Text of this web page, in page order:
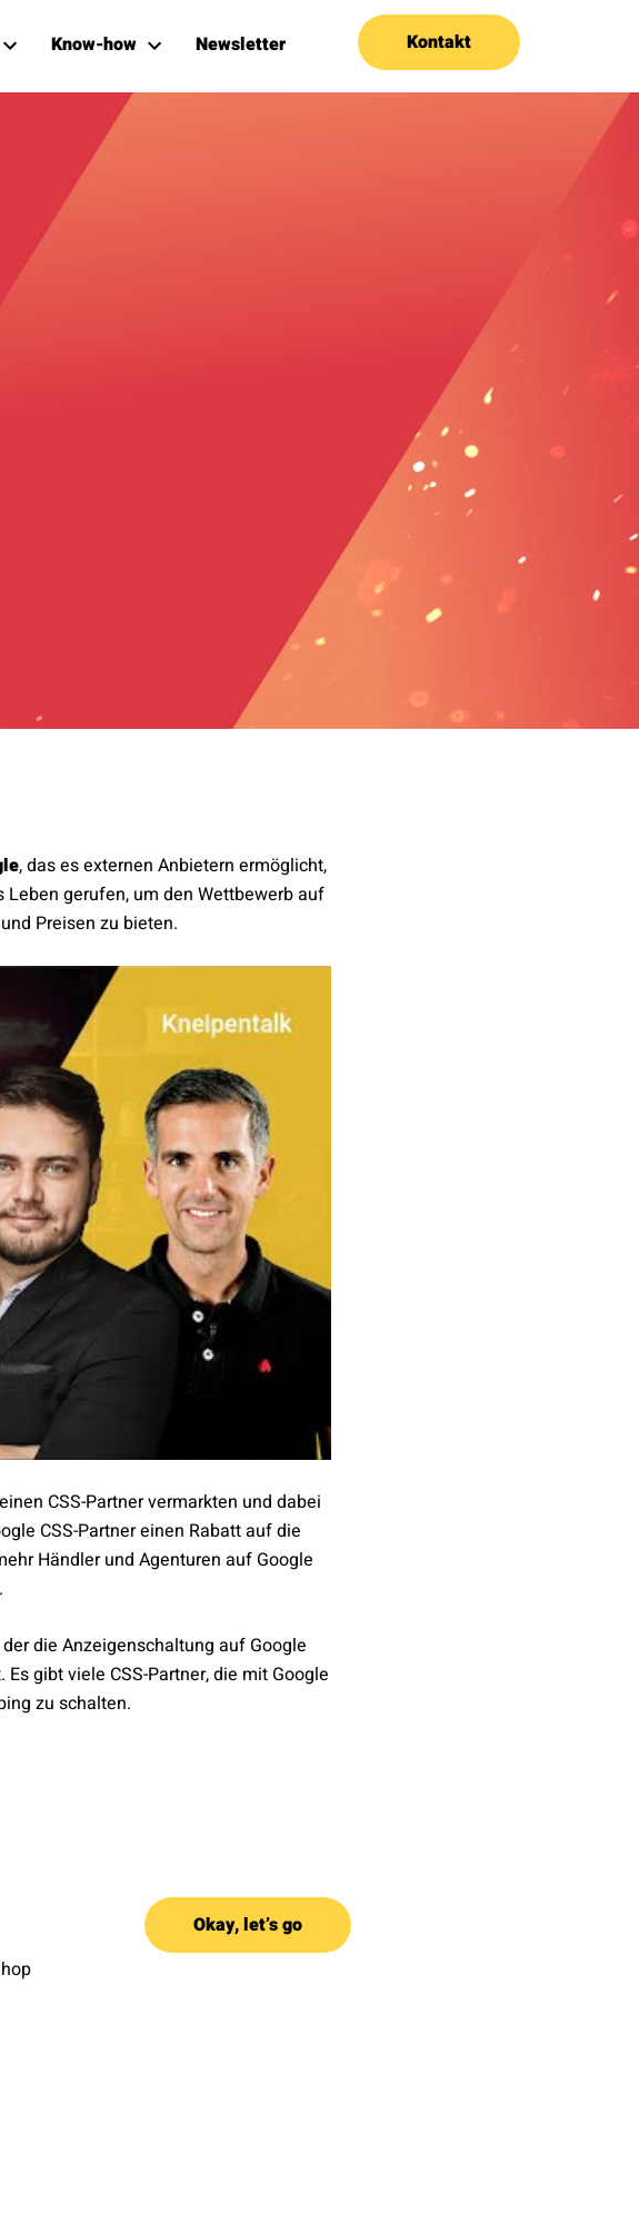
Know-how Newsletter Kontakt
, das es externen Anbietern ermöglicht,
gerufen, um den Wettbewerb auf
Preisen zu bieten.
CSS-Partner vermarkten und dabei
CSS-Partner einen Rabatt auf die
Händler und Agenturen auf Google
der die Anzeigenschaltung auf Google
gibt viele CSS-Partner, die mit Google
zu schalten.
Okay, let’s go